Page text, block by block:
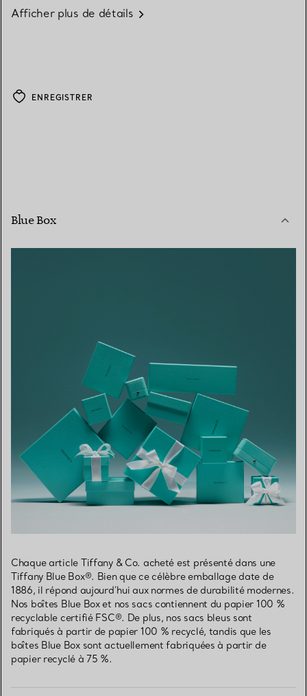
Afficher plus de détails
ENREGISTRER
Blue Box
Chaque article Tiffany & Co. acheté est présenté dans une
Tiffany Blue Box®. Bien que ce célèbre emballage date de
1886, il répond aujourd’hui aux normes de durabilité modernes.
Nos boîtes Blue Box et nos sacs contiennent du papier 100 %
recyclable certifié FSC®. De plus, nos sacs bleus sont
fabriqués à partir de papier 100 % recyclé, tandis que les
boîtes Blue Box sont actuellement fabriquées à partir de
papier recyclé à 75 %.